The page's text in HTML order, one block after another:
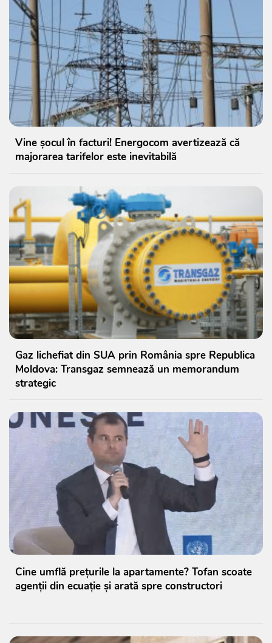
Vine șocul în facturi! Energocom avertizează că
majorarea tarifelor este inevitabilă
Gaz lichefiat din SUA prin România spre Republica
Moldova: Transgaz semnează un memorandum
strategic
Cine umflă prețurile la apartamente? Tofan scoate
agenții din ecuație și arată spre constructori